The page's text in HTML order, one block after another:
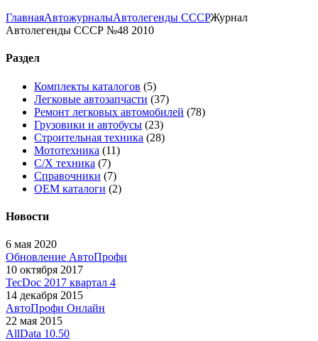
ГлавнаяАвтожурналыАвтолегенды СССРЖурнал
Автолегенды СССР №48 2010
Раздел
Комплекты каталогов (5)
Легковые автозапчасти (37)
Ремонт легковых автомобилей (78)
Грузовики и автобусы (23)
Строительная техника (28)
Мототехника (11)
С/Х техника (7)
Справочники (7)
OEM каталоги (2)
Новости
6 мая 2020
Обновление АвтоПрофи
10 октября 2017
TecDoc 2017 квартал 4
14 декабря 2015
АвтоПрофи Онлайн
22 мая 2015
AllData 10.50